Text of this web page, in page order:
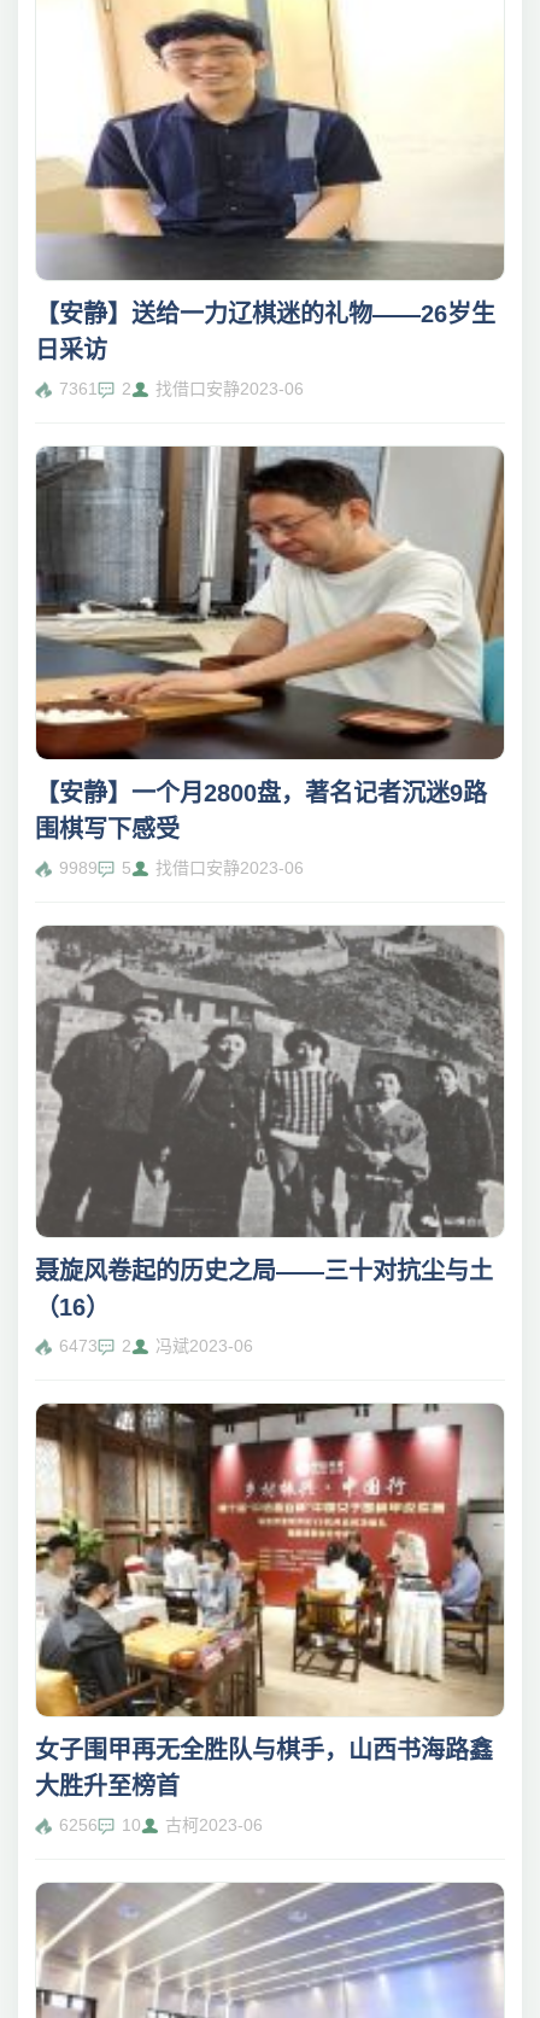
【安静】送给一力辽棋迷的礼物——26岁生
日采访
7361 2 找借口安静2023-06
【安静】一个月2800盘，著名记者沉迷9路
围棋写下感受
9989 5 找借口安静2023-06
聂旋风卷起的历史之局——三十对抗尘与土
（16）
6473 2 冯斌2023-06
女子围甲再无全胜队与棋手，山西书海路鑫
大胜升至榜首
6256 10 古柯2023-06